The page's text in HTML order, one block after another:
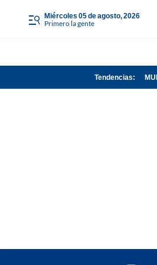
miércoles 05 de agosto, 2026
Primero la gente
Tendencias: